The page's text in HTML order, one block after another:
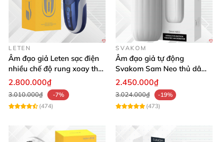
LETEN
Âm đạo giả Leten sạc điện
nhiều chế độ rung xoay thụt
rên rỉ
2.800.000₫
3.010.000₫
-7%
(474)
SVAKOM
Âm đạo giả tự động
Svakom Sam Neo thủ dâm
rung mút app điện thoại
2.450.000₫
3.024.000₫
-19%
(473)